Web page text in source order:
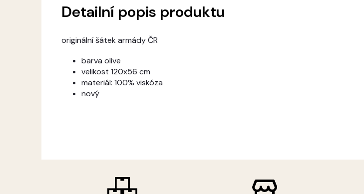
Detailní popis produktu
originální šátek armády ČR
barva olive
velikost 120x56 cm
materiál: 100% viskóza
nový